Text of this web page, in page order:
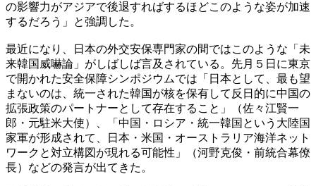
の影響力がアジアで後退すればするほどこのような姿が加速
するだろう」と強調した。
最近になり、日本の外交安保専門家の間ではこのような「未
来韓国威嚇論」がしばしば言及されている。先月５日に東京
で開かれた安全保障シンポジウムでは「日本として、最も望
まないのは、統一された韓国が核を保有して反日的に中国の
拡張政策のパートナーとして存在すること」（佐々江賢一
郎・元駐米大使）、「中国・ロシア・統一韓国という大陸国
家軍が形成されて、日本・米国・オーストラリア海洋ネット
ワークと対立構図が現れる可能性」（河野克俊・前統合幕僚
長）などの発言が出てきた。